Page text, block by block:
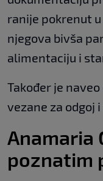
ranije pokrenut
njegova bivša
alimentaciju i
Također je
vezane za odgoj
Anamaria
poznatim